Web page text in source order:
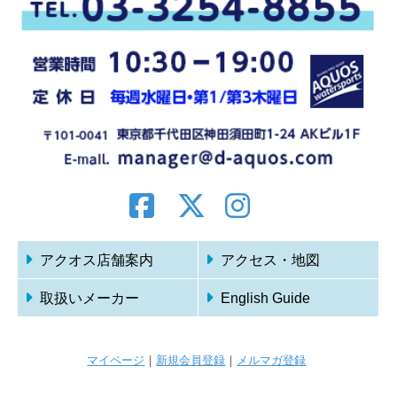
アクオス店舗案内 アクセス・地図
取扱いメーカー English Guide
マイページ ｜ 新規会員登録 ｜ メルマガ登録